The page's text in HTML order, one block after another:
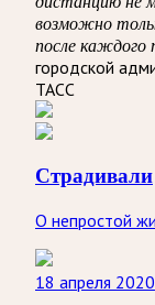
возможно
после каждого
городской
ТАСС
Страдивали
О непростой
18 апреля 2020